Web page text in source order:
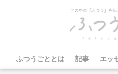
ふつうごととは 記事 エッ